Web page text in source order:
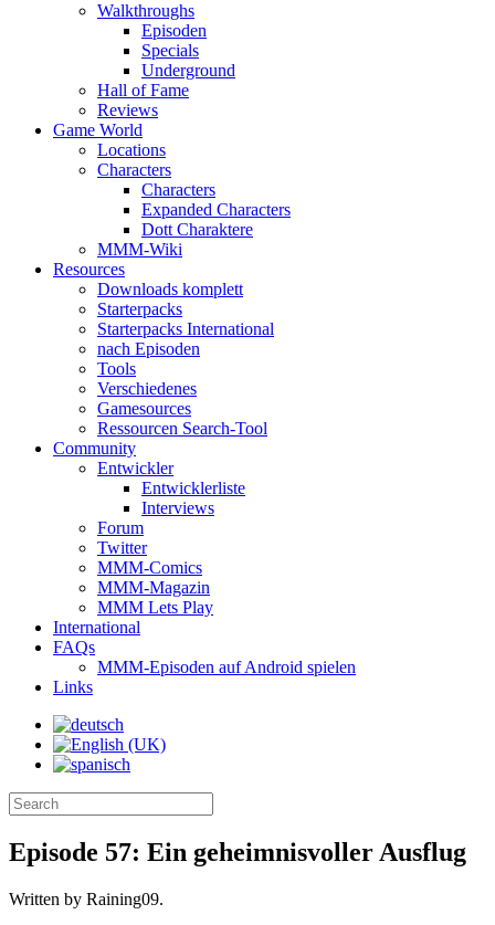
Walkthroughs
Episoden
Specials
Underground
Hall of Fame
Reviews
Game World
Locations
Characters
Characters
Expanded Characters
Dott Charaktere
MMM-Wiki
Resources
Downloads komplett
Starterpacks
Starterpacks International
nach Episoden
Tools
Verschiedenes
Gamesources
Ressourcen Search-Tool
Community
Entwickler
Entwicklerliste
Interviews
Forum
Twitter
MMM-Comics
MMM-Magazin
MMM Lets Play
International
FAQs
MMM-Episoden auf Android spielen
Links
Episode 57: Ein geheimnisvoller Ausflug
Written by Raining09.